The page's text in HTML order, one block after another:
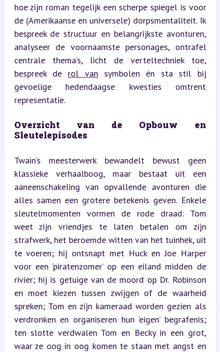
hoe zijn roman tegelijk een scherpe spiegel is voor
de (Amerikaanse en universele) dorpsmentaliteit. Ik
bespreek de structuur en belangrijkste avonturen,
analyseer de voornaamste personages, ontrafel
centrale thema’s, licht de verteltechniek toe,
bespreek de rol van symbolen én sta stil bij
gevoelige hedendaagse kwesties omtrent
representatie.
Overzicht van de Opbouw en
Sleutelepisodes
Twain’s meesterwerk bewandelt bewust geen
klassieke verhaalboog, maar bestaat uit een
aaneenschakeling van opvallende avonturen die
alles samen een grotere betekenis geven. Enkele
sleutelmomenten vormen de rode draad: Tom
weet zijn vriendjes te laten betalen om zijn
strafwerk, het beroemde witten van het tuinhek, uit
te voeren; hij ontsnapt met Huck en Joe Harper
voor een ‘piratenzomer’ op een eiland midden de
rivier; hij is getuige van de moord op Dr. Robinson
en moet kiezen tussen zwijgen of de waarheid
spreken; Tom en zijn kameraad worden gezien als
verdronken en organiseren hun ‘eigen’ begrafenis;
ten slotte verdwalen Tom en Becky in een grot,
waar ze oog in oog komen te staan met angst en